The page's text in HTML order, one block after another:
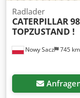
Nowy Sacz 745 km
Radlader
CATERPILLAR
TOPZUSTAND !